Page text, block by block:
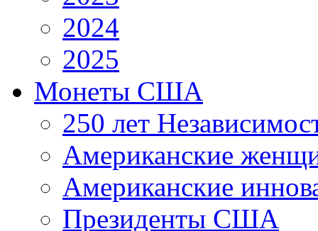
2024
2025
Монеты США
250 лет
Американские
Американские
Президенты США